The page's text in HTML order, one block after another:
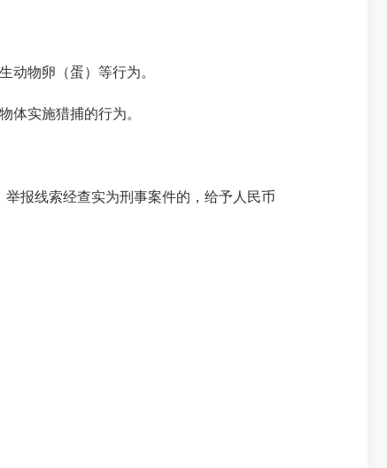
物卵（蛋）等行为。
实施猎捕的行为。
报线索经查实为刑事案件的，给予人民币